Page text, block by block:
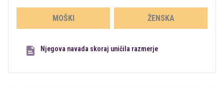
MOŠKI ŽENSKA
Njegova navada skoraj uničila razmerje